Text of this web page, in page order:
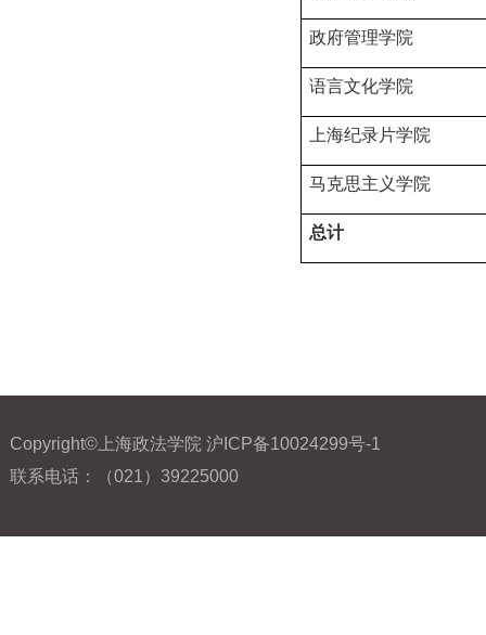
政府管理学院
语言文化学院
上海纪录片学院
马克思主义学院
总计
Copyright©上海政法学院 沪ICP备10024299号-1
联系电话：（021）39225000